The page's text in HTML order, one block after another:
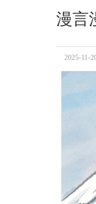
漫言
2025-11-